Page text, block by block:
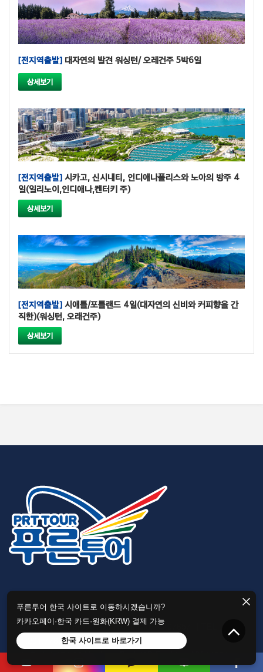
[전지역출발] 대자연의 발견 워싱턴/ 오레건주 5박6일
상세보기
[전지역출발] 시카고, 신시내티, 인디애나폴리스와 노아의 방주 4
일(일리노이,인디애나,켄터키 주)
상세보기
[전지역출발] 시애틀/포틀랜드 4일(대자연의 신비와 커피향을 간
직한)(워싱턴, 오래건주)
상세보기
푸른투어 한국 사이트로 이동하시겠습니까?
카카오페이·한국 카드·원화(KRW) 결제 가능
한국 사이트로 바로가기
★지사 주소 및 전화번호
미국본사 324 Broad Ave Ridgefield, NJ 07657 ┃TEL :
1.201.778.4000
┃TEL : 1.718.928.3333